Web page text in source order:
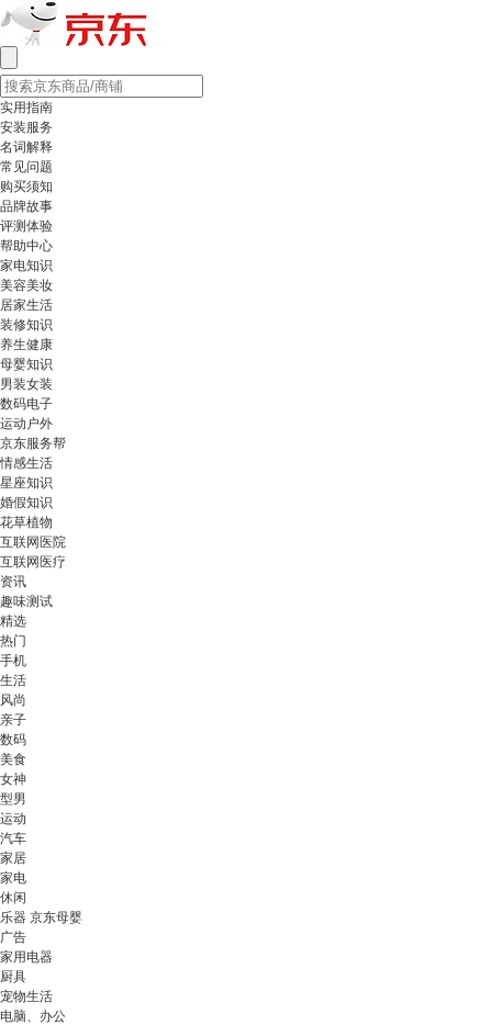
实用指南
安装服务
名词解释
常见问题
购买须知
品牌故事
评测体验
帮助中心
家电知识
美容美妆
居家生活
装修知识
养生健康
母婴知识
男装女装
数码电子
运动户外
京东服务帮
情感生活
星座知识
婚假知识
花草植物
互联网医院
互联网医疗
资讯
趣味测试
精选
热门
手机
生活
风尚
亲子
数码
美食
女神
型男
运动
汽车
家居
家电
休闲
乐器 京东母婴
广告
家用电器
厨具
宠物生活
电脑、办公